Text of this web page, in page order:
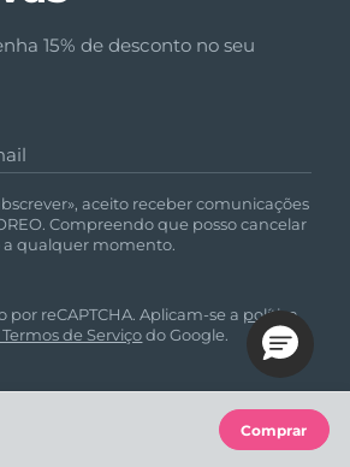
15% de desconto no seu
aceito receber comunicações
Compreendo que posso cancelar
a qualquer momento.
por reCAPTCHA. Aplicam-se a política
Termos de Serviçodo Google.
Comprar